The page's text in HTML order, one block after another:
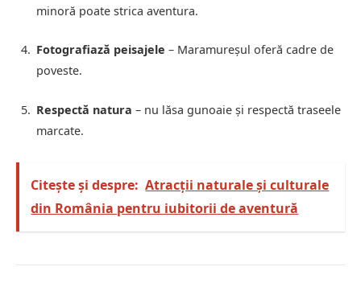
minoră poate strica aventura.
Fotografiază peisajele – Maramureșul oferă cadre de
poveste.
Respectă natura – nu lăsa gunoaie și respectă traseele
marcate.
Citește și despre: Atracții naturale și culturale
din România pentru iubitorii de aventură